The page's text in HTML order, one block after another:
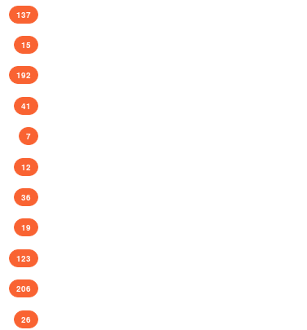
137
15
192
41
7
12
36
19
123
206
26